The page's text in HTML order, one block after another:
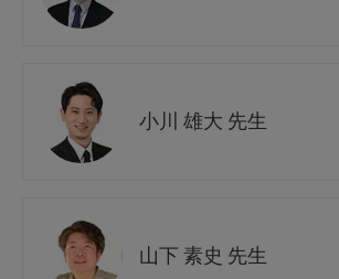
小川 雄大 先生
山下 素史 先生